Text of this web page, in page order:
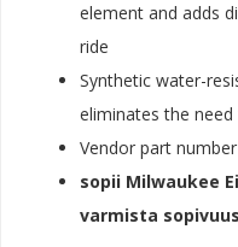
element and adds
ride
Synthetic water-
eliminates the
Vendor part
sopii Milwaukee
varmista